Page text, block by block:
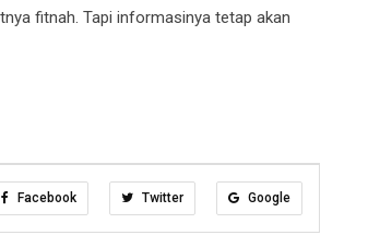
fitnah. Tapi informasinya tetap akan
Facebook Twitter Google